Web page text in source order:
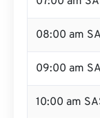
08:00 am
09:00 am
10:00 am